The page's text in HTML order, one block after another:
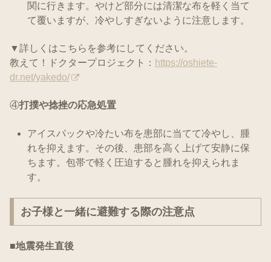
関に行きます。やけど部分には清潔な布を軽く当て
て覆いますが、冷やしすぎないように注意します。
▼詳しくはこちらを参考にしてください。
教えて！ドクタープロジェクト： https://oshiete-
dr.net/yakedo/
④打撲や捻挫の応急処置
アイスパックや冷たい布を患部に当てて冷やし、腫
れを抑えます。その後、患部を高く上げて安静に保
ちます。包帯で軽く圧迫すると腫れを抑えられま
す。
お子様と一緒に避難する際の注意点
■地震発生直後